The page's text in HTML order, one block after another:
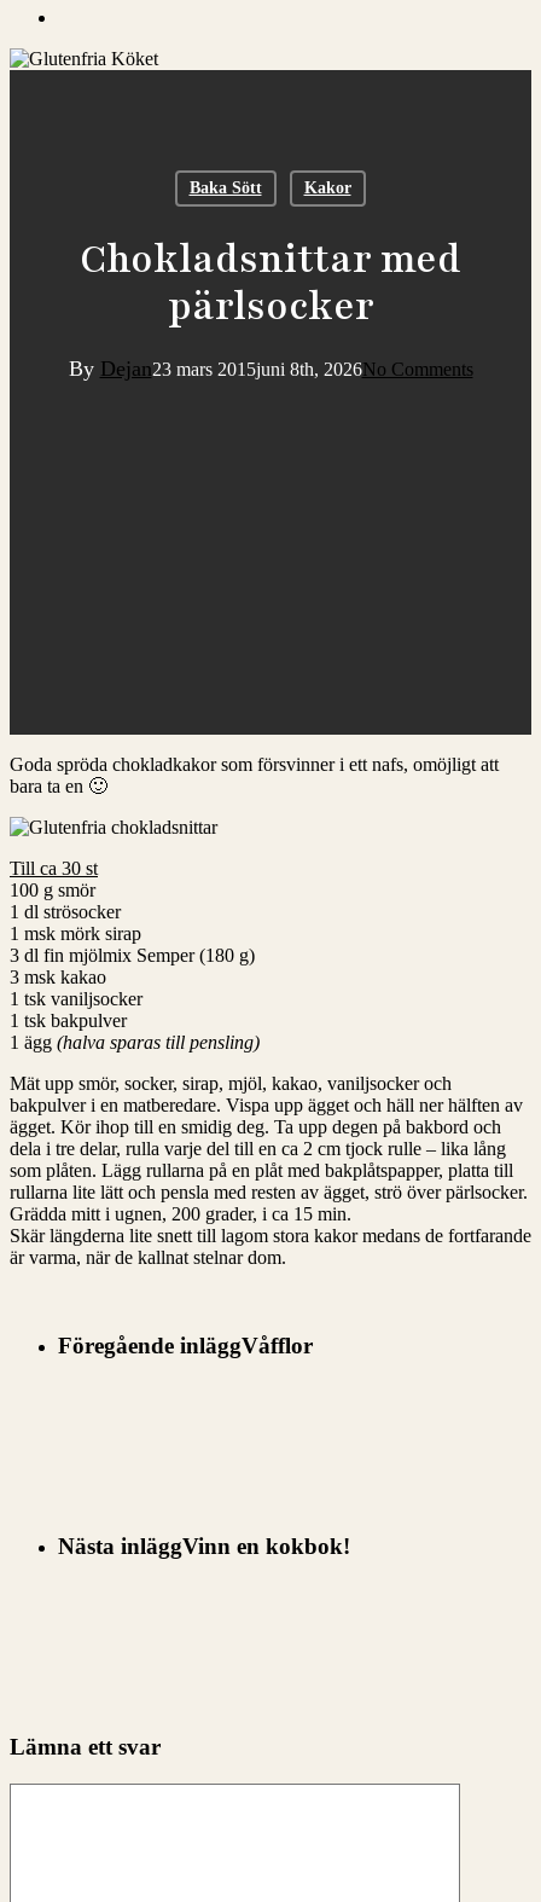
Baka Sött Kakor
Chokladsnittar med
pärlsocker
By Dejan23 mars 2015juni 8th, 2026No Comments
Goda spröda chokladkakor som försvinner i ett nafs, omöjligt att
bara ta en 🙂
Till ca 30 st
100 g smör
1 dl strösocker
1 msk mörk sirap
3 dl fin mjölmix Semper (180 g)
3 msk kakao
1 tsk vaniljsocker
1 tsk bakpulver
1 ägg (halva sparas till pensling)
Mät upp smör, socker, sirap, mjöl, kakao, vaniljsocker och
bakpulver i en matberedare. Vispa upp ägget och häll ner hälften av
ägget. Kör ihop till en smidig deg. Ta upp degen på bakbord och
dela i tre delar, rulla varje del till en ca 2 cm tjock rulle – lika lång
som plåten. Lägg rullarna på en plåt med bakplåtspapper, platta till
rullarna lite lätt och pensla med resten av ägget, strö över pärlsocker.
Grädda mitt i ugnen, 200 grader, i ca 15 min.
Skär längderna lite snett till lagom stora kakor medans de fortfarande
är varma, när de kallnat stelnar dom.
Föregående inläggVåfflor
Nästa inläggVinn en kokbok!
Lämna ett svar